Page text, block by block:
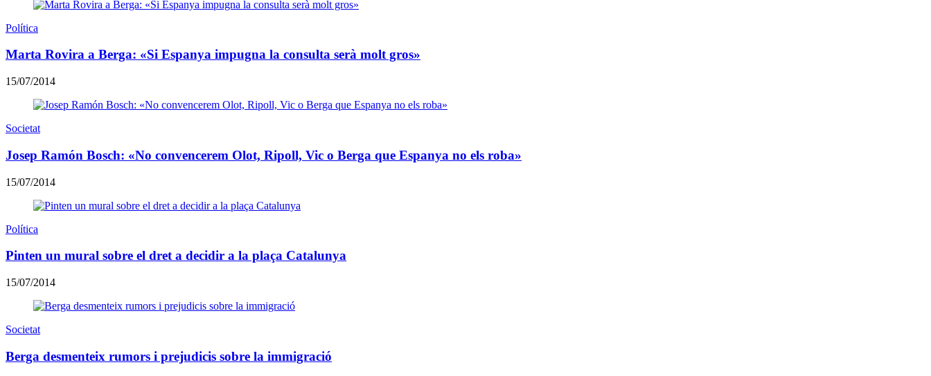
Política
Marta Rovira a Berga: «Si Espanya impugna la consulta serà molt gros»
15/07/2014
Societat
Josep Ramón Bosch: «No convencerem Olot, Ripoll, Vic o Berga que Espanya no els roba»
15/07/2014
Política
Pinten un mural sobre el dret a decidir a la plaça Catalunya
15/07/2014
Societat
Berga desmenteix rumors i prejudicis sobre la immigració